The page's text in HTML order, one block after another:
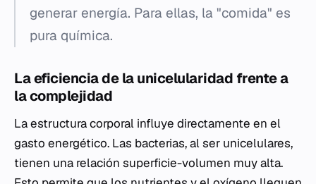
generar energía. Para ellas, la "comida" es
pura química.
La eficiencia de la unicelularidad frente a
la complejidad
La estructura corporal influye directamente en el
gasto energético. Las bacterias, al ser unicelulares,
tienen una relación superficie-volumen muy alta.